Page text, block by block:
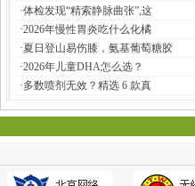
·体检发现“精索静脉曲张”,这
·2026年慢性胃炎吃什么化橘
·夏日登山易伤膝，氨基葡萄糖胶
·2026年儿童DHA怎么选？
·多数喷剂无效？精选 6 款真